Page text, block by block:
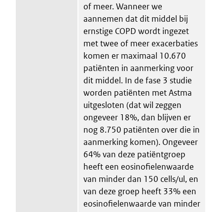
of meer. Wanneer we
aannemen dat dit middel bij
ernstige COPD wordt ingezet
met twee of meer exacerbaties
komen er maximaal 10.670
patiënten in aanmerking voor
dit middel. In de fase 3 studie
worden patiënten met Astma
uitgesloten (dat wil zeggen
ongeveer 18%, dan blijven er
nog 8.750 patiënten over die in
aanmerking komen). Ongeveer
64% van deze patiëntgroep
heeft een eosinofielenwaarde
van minder dan 150 cells/ul, en
van deze groep heeft 33% een
eosinofielenwaarde van minder